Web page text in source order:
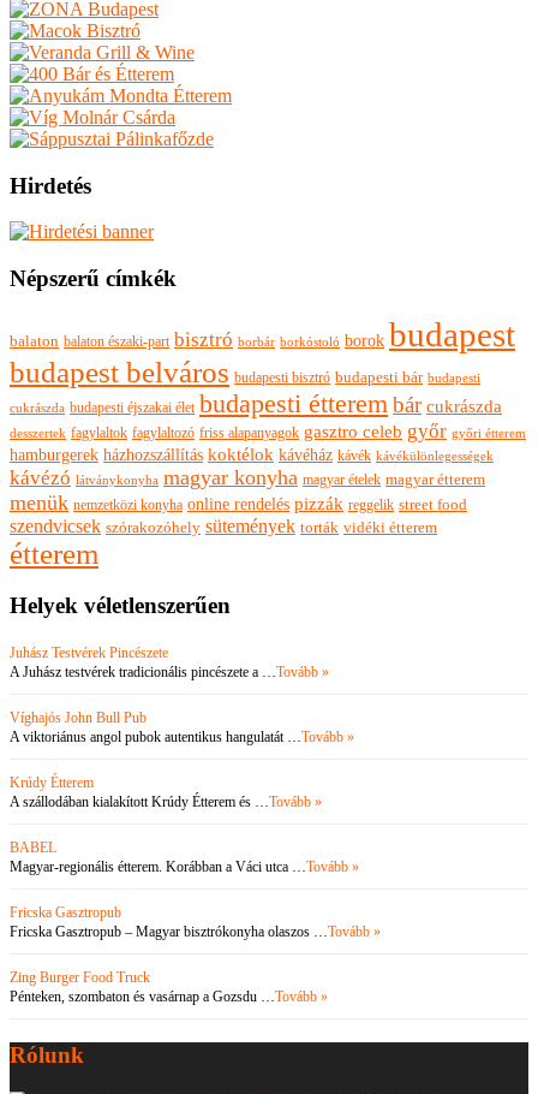
Hirdetés
Népszerű címkék
balaton balaton északi-part bisztró borbár borkóstoló borok budapest
budapest belváros budapesti bisztró budapesti bár budapesti
cukrászda budapesti éjszakai élet budapesti étterem bár cukrászda
desszertek fagylaltok fagylaltozó friss alapanyagok gasztro celeb győr győri étterem
hamburgerek házhozszállítás koktélok kávéház kávék kávékülönlegességek
kávézó látványkonyha magyar konyha magyar ételek magyar étterem
menük nemzetközi konyha online rendelés pizzák reggelik street food
szendvicsek szórakozóhely sütemények torták vidéki étterem
étterem
Helyek véletlenszerűen
Juhász Testvérek Pincészete
A Juhász testvérek tradicionális pincészete a …Tovább »
Víghajós John Bull Pub
A viktoriánus angol pubok autentikus hangulatát …Tovább »
Krúdy Étterem
A szállodában kialakított Krúdy Étterem és …Tovább »
BABEL
Magyar-regionális étterem. Korábban a Váci utca …Tovább »
Fricska Gasztropub
Fricska Gasztropub – Magyar bisztrókonyha olaszos …Tovább »
Zing Burger Food Truck
Pénteken, szombaton és vasárnap a Gozsdu …Tovább »
Rólunk